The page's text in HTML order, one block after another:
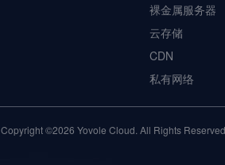
裸金属服务器
云存储
CDN
私有网络
Copyright ©2026 Yovole Cloud. All Rights